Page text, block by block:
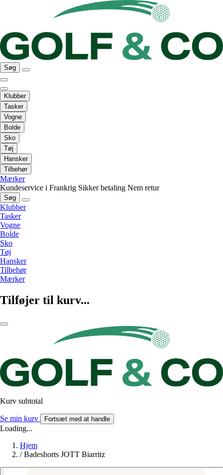
Søg
Klubber
Tasker
Vogne
Bolde
Sko
Tøj
Hansker
Tilbehør
Mærker
Kundeservice i Frankrig Sikker betaling Nem retur
Søg
Klubber
Tasker
Vogne
Bolde
Sko
Tøj
Hansker
Tilbehør
Mærker
Tilføjer til kurv...
Kurv subtotal
Se min kurv Fortsæt med at handle
Loading...
Hjem
/ Badeshorts JOTT Biarritz